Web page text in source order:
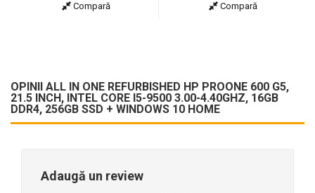
Compară Compară
OPINII ALL IN ONE REFURBISHED HP PROONE 600 G5,
21.5 INCH, INTEL CORE I5-9500 3.00-4.40GHZ, 16GB
DDR4, 256GB SSD + WINDOWS 10 HOME
Adaugă un review